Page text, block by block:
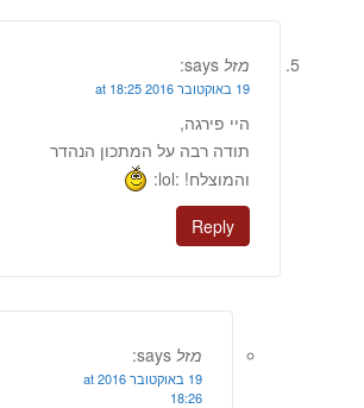
מזל says:
19 באוקטובר 2016 at 18:25
היי פירגה,
תודה רבה על המתכון הנהדר
והמוצלח! :lol:
Reply
מזל says:
19 באוקטובר 2016 at
18:26